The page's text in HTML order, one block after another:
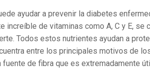
ayudar a prevenir la diabetes
increíble de vitaminas como A, C y E, se
Todos estos nutrientes ayudan a
entre los principales motivos de
fuente de fibra que es extremadamente